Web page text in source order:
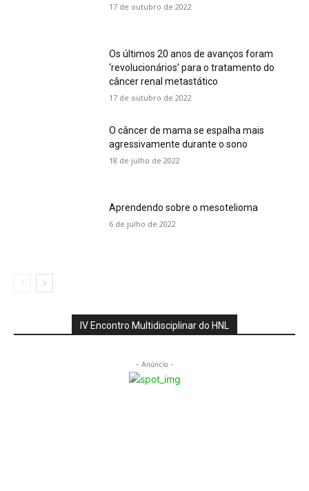
17 de outubro de 2022
Os últimos 20 anos de avanços foram
‘revolucionários’ para o tratamento do
câncer renal metastático
17 de outubro de 2022
O câncer de mama se espalha mais
agressivamente durante o sono
18 de julho de 2022
Aprendendo sobre o mesotelioma
6 de julho de 2022
IV Encontro Multidisciplinar do HNL
- Anúncio -